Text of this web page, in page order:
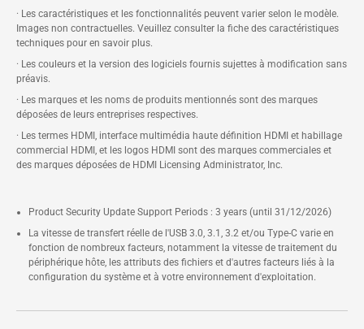
· Les caractéristiques et les fonctionnalités peuvent varier selon le modèle.
Images non contractuelles. Veuillez consulter la fiche des caractéristiques
techniques pour en savoir plus.
· Les couleurs et la version des logiciels fournis sujettes à modification sans
préavis.
· Les marques et les noms de produits mentionnés sont des marques
déposées de leurs entreprises respectives.
· Les termes HDMI, interface multimédia haute définition HDMI et habillage
commercial HDMI, et les logos HDMI sont des marques commerciales et
des marques déposées de HDMI Licensing Administrator, Inc.
Product Security Update Support Periods : 3 years (until 31/12/2026)
La vitesse de transfert réelle de l'USB 3.0, 3.1, 3.2 et/ou Type-C varie en
fonction de nombreux facteurs, notamment la vitesse de traitement du
périphérique hôte, les attributs des fichiers et d'autres facteurs liés à la
configuration du système et à votre environnement d'exploitation.